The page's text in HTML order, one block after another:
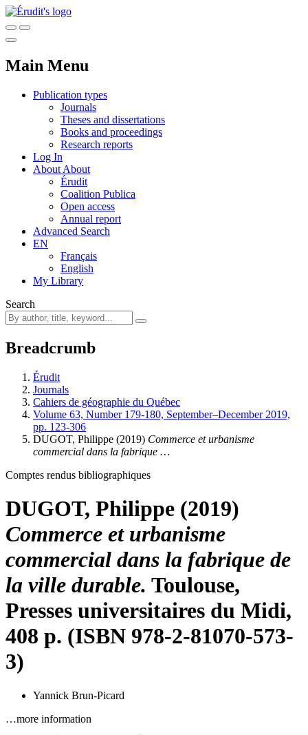
Main Menu
Publication types
Journals
Theses and dissertations
Books and proceedings
Research reports
Log In
About About
Érudit
Coalition Publica
Open access
Annual report
Advanced Search
EN
Français
English
My Library
Search
Breadcrumb
Érudit
Journals
Cahiers de géographie du Québec
Volume 63, Number 179-180, September–December 2019,
pp. 123-306
DUGOT, Philippe (2019) Commerce et urbanisme
commercial dans la fabrique …
Comptes rendus bibliographiques
DUGOT, Philippe (2019)
Commerce et urbanisme
commercial dans la fabrique de
la ville durable. Toulouse,
Presses universitaires du Midi,
408 p. (ISBN 978-2-81070-573-
3)
Yannick Brun-Picard
…more information